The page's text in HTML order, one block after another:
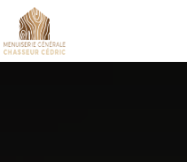
Panneau de gestion des cookies